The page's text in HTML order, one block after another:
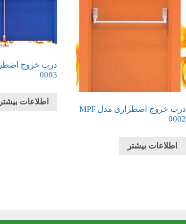
درب خروج اضطراری مدل MPF
0002
اطلاعات بیشتر
0003
اطلاعات بیشتر